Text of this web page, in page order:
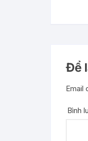
Để
Email
Bình